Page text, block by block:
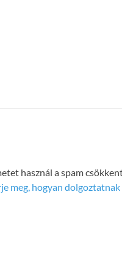
használ a spam
meg, hogyan dolgoztatnak